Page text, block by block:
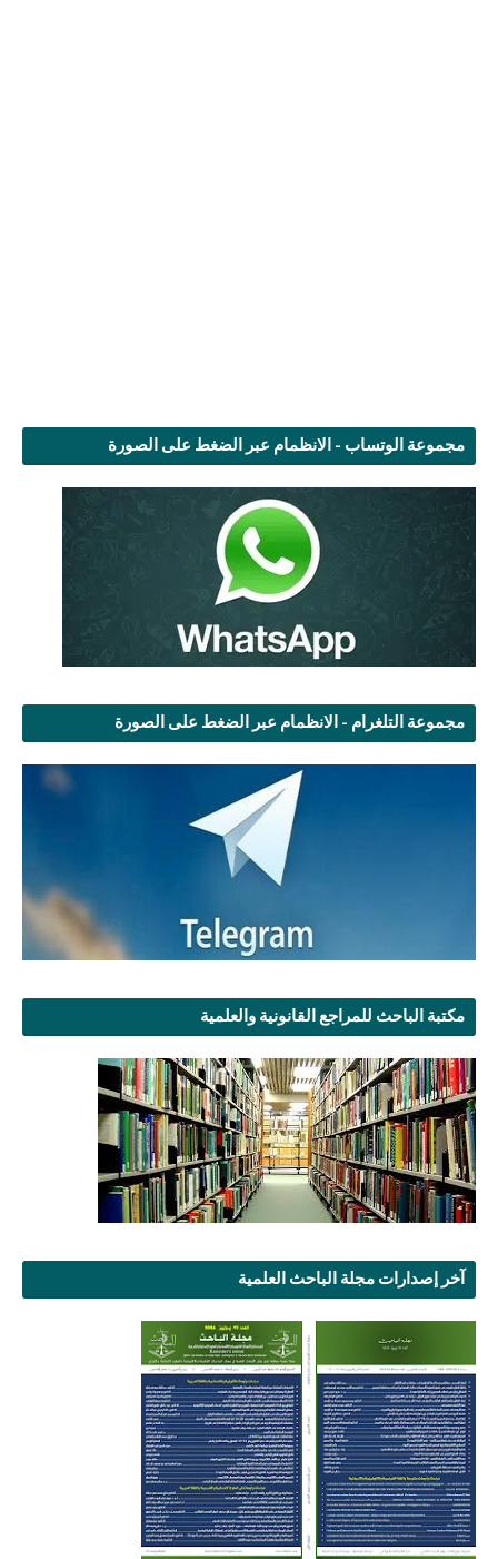
مجموعة الوتساب - الانظمام عبر الضغط على الصورة
مجموعة التلغرام - الانظمام عبر الضغط على الصورة
مكتبة الباحث للمراجع القانونية والعلمية
آخر إصدارات مجلة الباحث العلمية